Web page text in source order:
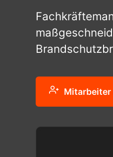
Mitarbeiter